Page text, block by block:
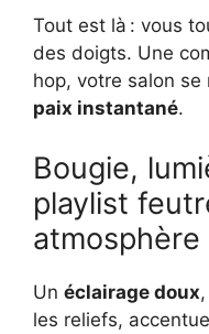
Tout est là : vous
des doigts. Une
hop, votre salon se
paix instantané.
Bougie,
playlist
Un éclairage doux
les reliefs,